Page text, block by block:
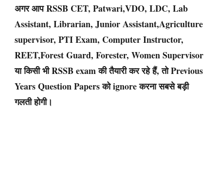
अगर आपRSSB CET, Patwari,VDO, LDC, Lab
Assistant, Librarian, Junior Assistant,Agriculture
supervisor, PTI Exam, Computer Instructor,
REET,Forest Guard, Forester, Women Supervisor
या किसी भी RSSB exam की तैयारी कर रहे हैं, तोPrevious
Years Question Papersको ignore करना सबसे बड़ी
गलती होगी।